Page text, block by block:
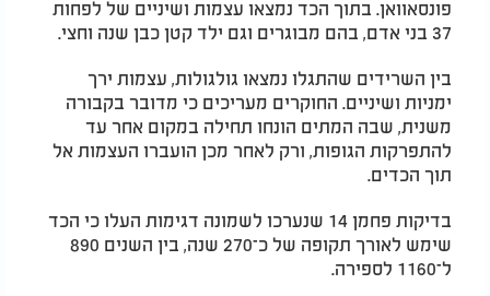
פונסאוואן. בתוך הכד נמצאו עצמות ושיניים של לפחות
37 בני אדם, בהם מבוגרים וגם ילד קטן כבן שנה וחצי.
בין השרידים שהתגלו נמצאו גולגולות, עצמות ירך
ימניות ושיניים. החוקרים מעריכים כי מדובר בקבורה
משנית, שבה המתים הונחו תחילה במקום אחר עד
להתפרקות הגופות, ורק לאחר מכן הועברו העצמות אל
תוך הכדים.
בדיקות פחמן 14 שנערכו לשמונה דגימות העלו כי הכד
שימש לאורך תקופה של כ־270 שנה, בין השנים 890
ל־1160 לספירה.